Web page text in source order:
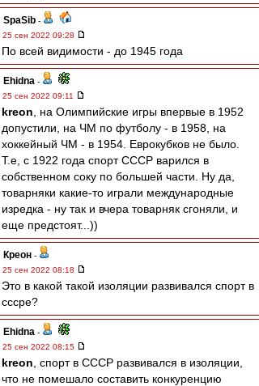
SpaSib -
25 сен 2022 09:28
По всей видимости - до 1945 года
Ehidna -
25 сен 2022 09:11
kreon , на Олимпийские игры впервые в 1952
допустили, на ЧМ по футболу - в 1958, на
хоккейный ЧМ - в 1954. Еврокубков не было.
Т.е, с 1922 года спорт СССР варился в
собственном соку по большей части. Ну да,
товарняки какие-то играли международные
изредка - ну так и вчера товарняк сгоняли, и
еще предстоят...))
Креон -
25 сен 2022 08:18
Это в какой такой изоляции развивался спорт в
сссре?
Ehidna -
25 сен 2022 08:15
kreon , спорт в СССР развивался в изоляции,
что не помешало составить конкуренцию